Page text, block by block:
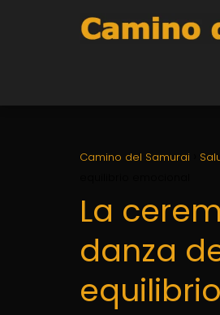
Camino del Samurai
La
danza